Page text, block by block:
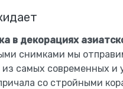
в декорациях
снимками мы
самых современных и
со стройными